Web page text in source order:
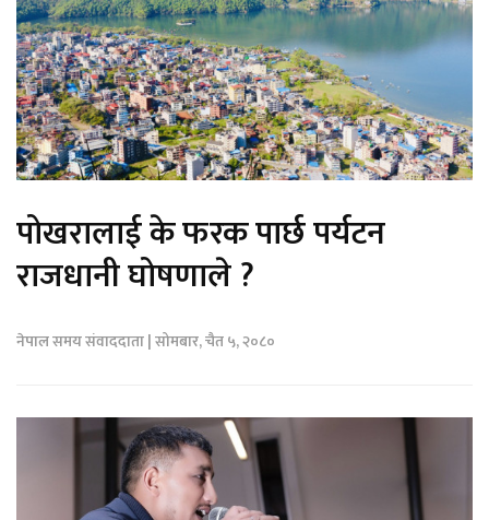
पोखरालाई के फरक पार्छ पर्यटन
राजधानी घोषणाले ?
नेपाल समय संवाददाता | सोमबार, चैत ५, २०८०